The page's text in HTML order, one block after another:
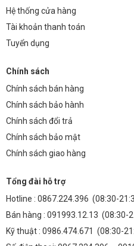
Hệ thống cửa hàng
Tài khoản thanh toán
Tuyển dụng
Chính sách
Chính sách bán hàng
Chính sách bảo hành
Chính sách đổi trả
Chính sách bảo mật
Chính sách giao hàng
Tổng đài hỗ trợ
Hotline : 0867.224.396 (08:30-
Bán hàng : 091993.12.13 (08:30-
Kỹ thuật : 0986.474.671 (08:30-